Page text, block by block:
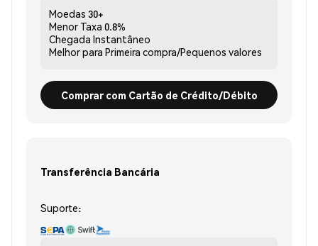
Moedas 30+
Menor Taxa 0.8%
Chegada Instantâneo
Melhor para Primeira compra/Pequenos valores
Comprar com Cartão de Crédito/Débito
Transferência Bancária
Suporte: